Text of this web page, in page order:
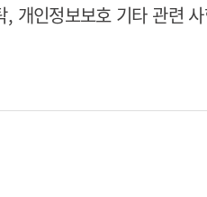
개인정보보호 기타 관련